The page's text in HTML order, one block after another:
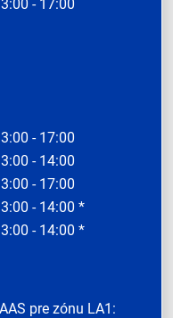
- 17:00
- 17:00
- 14:00
- 17:00
- 14:00 *
- 14:00 *
pre zónu LA1: